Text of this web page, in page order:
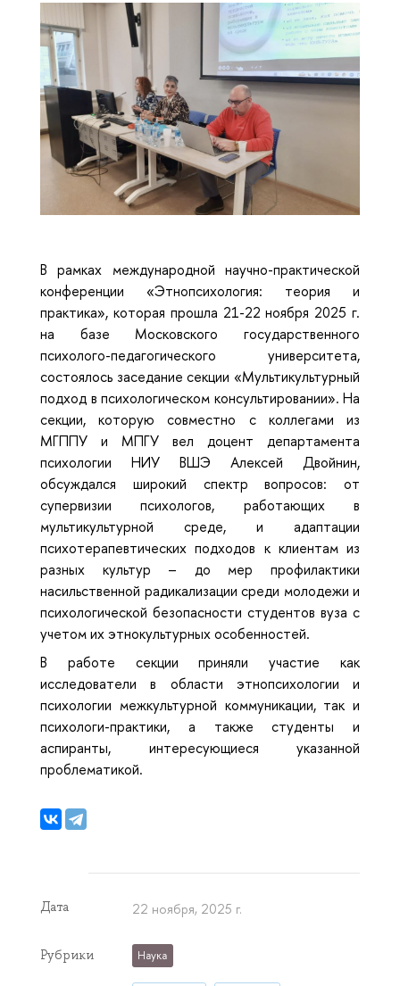
В рамках международной научно-практической
конференции «Этнопсихология: теория и
практика», которая прошла 21-22 ноября 2025 г.
на базе Московского государственного
психолого-педагогического университета,
состоялось заседание секции «Мультикультурный
подход в психологическом консультировании». На
секции, которую совместно с коллегами из
МГППУ и МПГУ вел доцент департамента
психологии НИУ ВШЭ Алексей Двойнин,
обсуждался широкий спектр вопросов: от
супервизии психологов, работающих в
мультикультурной среде, и адаптации
психотерапевтических подходов к клиентам из
разных культур – до мер профилактики
насильственной радикализации среди молодежи и
психологической безопасности студентов вуза с
учетом их этнокультурных особенностей.
В работе секции приняли участие как
исследователи в области этнопсихологии и
психологии межкультурной коммуникации, так и
психологи-практики, а также студенты и
аспиранты, интересующиеся указанной
проблематикой.
Дата 22 ноября, 2025 г.
Рубрики Наука